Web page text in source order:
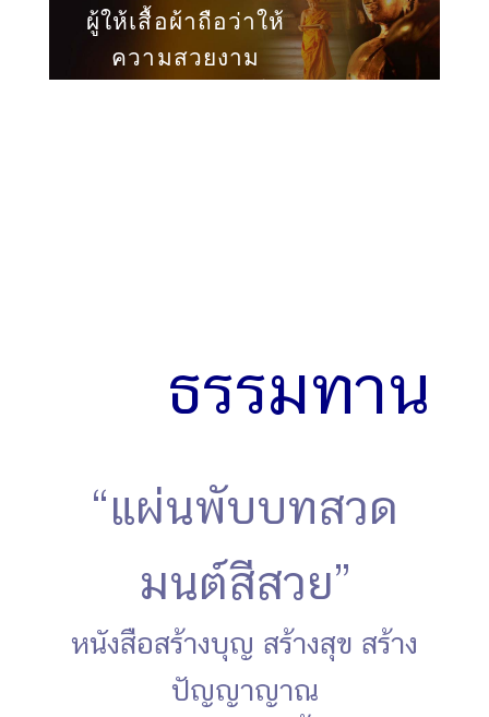
ผู้ให้เสื้อผ้าถือว่าให้
ความสวยงาม
ธรรมทาน
“แผ่นพับบทสวด
มนต์สีสวย”
หนังสือสร้างบุญ สร้างสุข สร้าง
ปัญญาญาณ